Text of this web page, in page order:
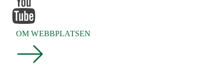
OM WEBBPLATSEN